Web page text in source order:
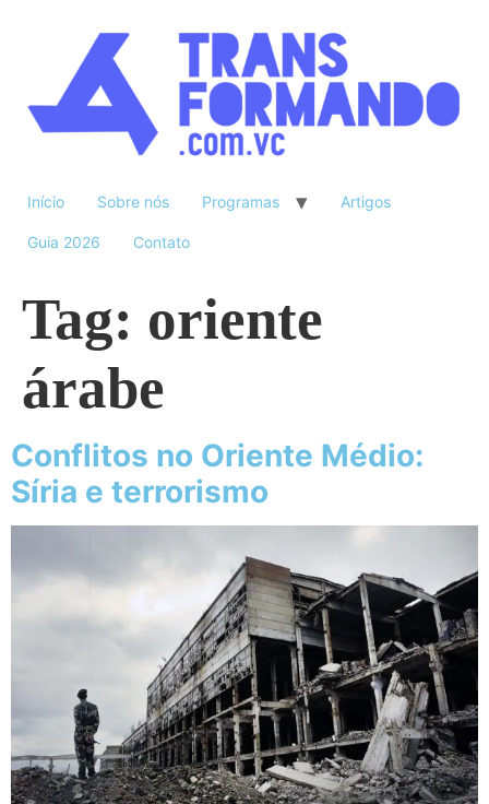
Início Sobre nós Programas Artigos
Guia 2026 Contato
Tag: oriente
árabe
Conflitos no Oriente Médio:
Síria e terrorismo